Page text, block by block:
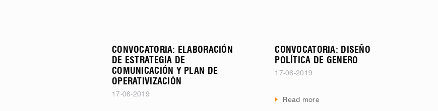
CONVOCATORIA: ELABORACIÓN
DE ESTRATEGIA DE
COMUNICACIÓN Y PLAN DE
OPERATIVIZACIÓN
17-06-2019
CONVOCATORIA: DISEÑO
POLÍTICA DE GENERO
17-06-2019
Read more